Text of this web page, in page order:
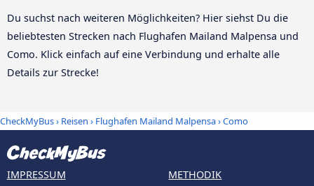
Du suchst nach weiteren Möglichkeiten? Hier siehst Du die
beliebtesten Strecken nach Flughafen Mailand Malpensa und
Como. Klick einfach auf eine Verbindung und erhalte alle
Details zur Strecke!
CheckMyBus› Reisen › Flughafen Mailand Malpensa›Como
IMPRESSUM METHODIK